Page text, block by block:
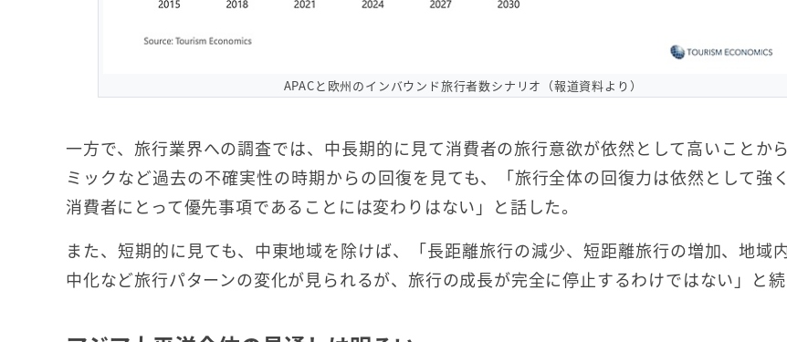
APACと欧州のインバウンド旅行者数シナリオ（報道資料より）
一方で、旅行業界への調査では、中長期的に見て消費者の旅行意欲が依然として高いことか
ミックなど過去の不確実性の時期からの回復を見ても、「旅行全体の回復力は依然として強
消費者にとって優先事項であることには変わりはない」と話した。
また、短期的に見ても、中東地域を除けば、「長距離旅行の減少、短距離旅行の増加、地域
中化など旅行パターンの変化が見られるが、旅行の成長が完全に停止するわけではない」と続